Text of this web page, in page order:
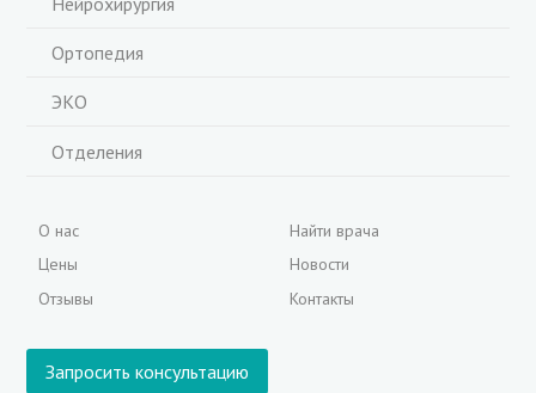
Ортопедия
ЭКО
Отделения
О нас
Цены
Отзывы
Найти врача
Новости
Контакты
Запросить консультацию